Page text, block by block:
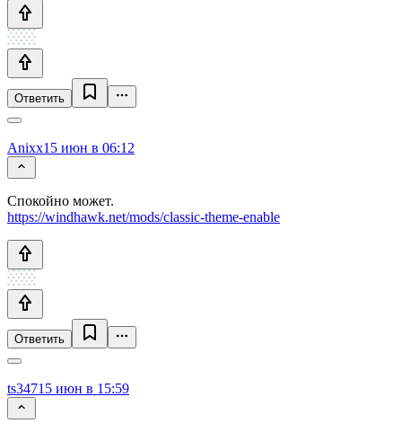
Ответить
Anixx15 июн в 06:12
Спокойно может.
https://windhawk.net/mods/classic-theme-enable
Ответить
ts34715 июн в 15:59